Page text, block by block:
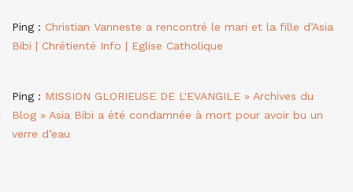
Ping : Christian Vanneste a rencontré le mari et la fille d’Asia
Bibi | Chrétienté Info | Eglise Catholique
Ping : MISSION GLORIEUSE DE L'EVANGILE » Archives du
Blog » Asia Bibi a été condamnée à mort pour avoir bu un
verre d’eau